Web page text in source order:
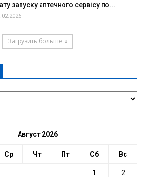
запуску аптечного сервісу по...
Загрузить больше
Август 2026
Ср Чт Пт Сб Вс
1 2